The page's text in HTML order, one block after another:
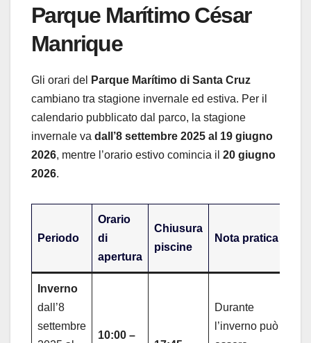
Parque Marítimo César
Manrique
Gli orari del
Parque Marítimo di Santa Cruz
cambiano tra stagione invernale ed estiva. Per il
calendario pubblicato dal parco, la stagione
invernale va dall’8 settembre 2025 al 19 giugno
2026, mentre l’orario estivo comincia il 20 giugno
2026.
Periodo
Orario
di
apertura
Chiusura
piscine
Nota pratica
Inverno
dall’8
settembre
10:00 –
Durante
l’inverno può